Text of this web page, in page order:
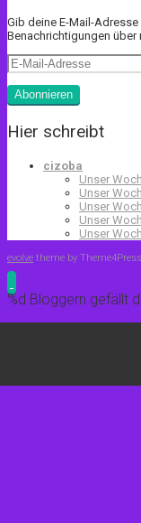
Gib deine E-Mail-
Benachrichtigungen über
E-
Mail-
Adresse
Abonnieren
Hier schreibt
cizoba
Unser
Unser
Unser
Unser
Unser
evolve theme by
%d Bloggern gefällt